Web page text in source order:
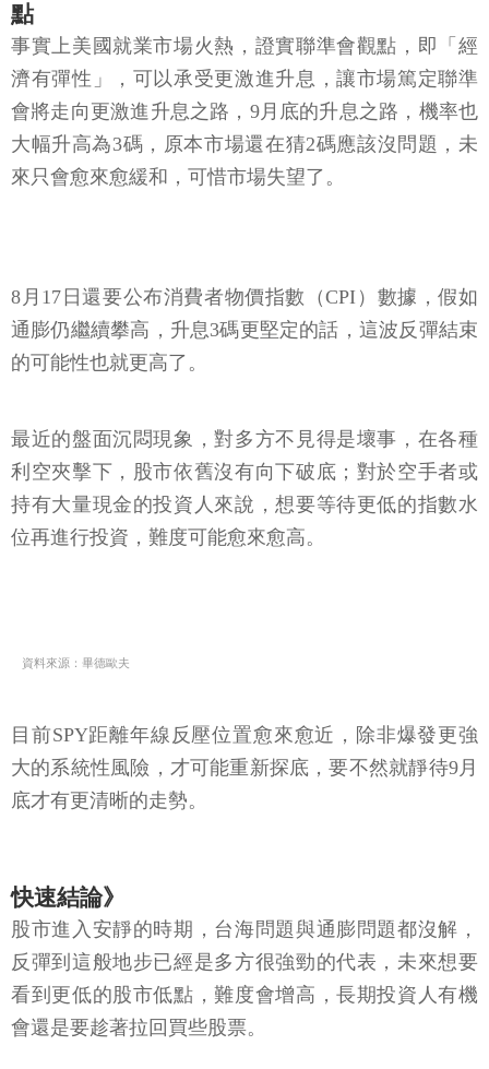
點
事實上美國就業市場火熱，證實聯準會觀點，即「經
濟有彈性」，可以承受更激進升息，讓市場篤定聯準
會將走向更激進升息之路，9月底的升息之路，機率也
大幅升高為3碼，原本市場還在猜2碼應該沒問題，未
來只會愈來愈緩和，可惜市場失望了。
8月17日還要公布消費者物價指數（CPI）數據，假如
通膨仍繼續攀高，升息3碼更堅定的話，這波反彈結束
的可能性也就更高了。
最近的盤面沉悶現象，對多方不見得是壞事，在各種
利空夾擊下，股市依舊沒有向下破底；對於空手者或
持有大量現金的投資人來說，想要等待更低的指數水
位再進行投資，難度可能愈來愈高。
資料來源：畢德歐夫
目前SPY距離年線反壓位置愈來愈近，除非爆發更強
大的系統性風險，才可能重新探底，要不然就靜待9月
底才有更清晰的走勢。
快速結論》
股市進入安靜的時期，台海問題與通膨問題都沒解，
反彈到這般地步已經是多方很強勁的代表，未來想要
看到更低的股市低點，難度會增高，長期投資人有機
會還是要趁著拉回買些股票。